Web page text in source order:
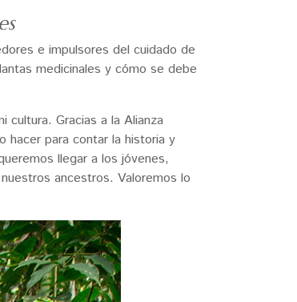
e impulsores del cuidado de
medicinales y cómo se debe
Gracias a la Alianza
hacer para contar la historia y
llegar a los jóvenes,
ancestros. Valoremos lo